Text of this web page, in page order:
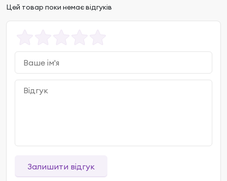
Цей товар поки немає відгуків
Залишити відгук